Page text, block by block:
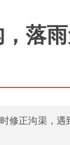
，落
修正沟渠，